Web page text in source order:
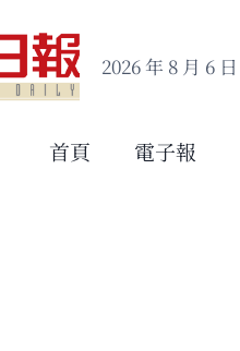
2026 年 8 月 6 日
首頁 電子報